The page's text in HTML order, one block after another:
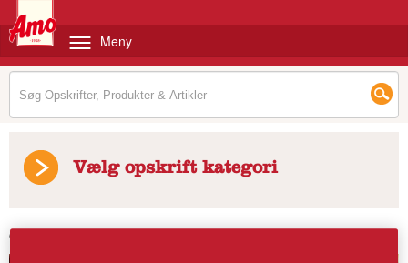
Meny
Vælg opskrift kategori
Opskrifter